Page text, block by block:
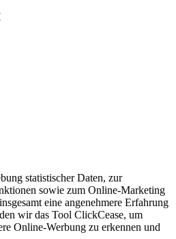
statistischer Daten, zur
sowie zum Online-Marketing
eine angenehmere Erfahrung
wir das Tool ClickCease, um
Online-Werbung zu erkennen und